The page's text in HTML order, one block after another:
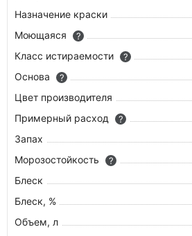
Назначение краски
Моющаяся
?
Класс истираемости
?
Основа
?
Цвет производителя
Примерный расход
?
Запах
Морозостойкость
?
Блеск
Блеск, %
Объем, л